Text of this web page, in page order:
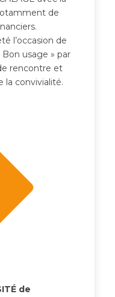
de
l’occasion de
usage » par
rencontre et
la convivialité.
de